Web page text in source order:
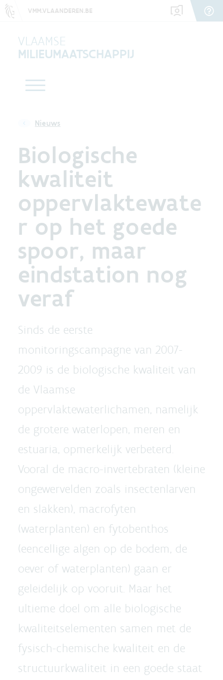
VMM.VLAANDEREN.BE
VLAAMSE
MILIEUMAATSCHAPPIJ
Nieuws
Biologische
kwaliteit
oppervlaktewate
r op het goede
spoor, maar
eindstation nog
veraf
Sinds de eerste
monitoringscampagne van 2007-
2009 is de biologische kwaliteit van
de Vlaamse
oppervlaktewaterlichamen, namelijk
de grotere waterlopen, meren en
estuaria, opmerkelijk verbeterd.
Vooral de macro-invertebraten (kleine
ongewervelden zoals insectenlarven
en slakken), macrofyten
(waterplanten) en fytobenthos
(eencellige algen op de bodem, de
oever of waterplanten) gaan er
geleidelijk op vooruit. Maar het
ultieme doel om alle biologische
kwaliteitselementen samen met de
fysisch-chemische kwaliteit en de
structuurkwaliteit in een goede staat